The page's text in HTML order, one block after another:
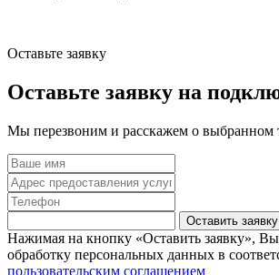
Оставьте заявку
Оставьте заявку на
Мы перезвоним и расскажем о выбранном
Оставить заявку
Нажимая на кнопку «Оставить заявку», Вы
обработку персональных данных в
пользовательским соглашением